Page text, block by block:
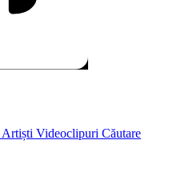
Artiști Videoclipuri Căutare